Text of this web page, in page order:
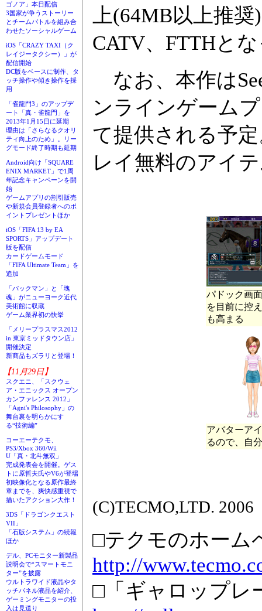
ゴノア」本日配信
3国家が争うストーリー
とチームバトルを組み合
わせたソーシャルゲーム
iOS「CRAZY TAXI（ク
レイジータクシー）」が
配信開始
DC版をベースに制作、タ
ッチ操作や傾き操作を採
用
「雀龍門3」のアップデ
ート「真・雀龍門」を
2013年1月15日に延期
理由は「さらなるクオリ
ティ向上のため」。リー
グモード終了時期も延期
Android向け「SQUARE
ENIX MARKET」で1周
年記念キャンペーンを開
始
ゲームアプリの割引販売
や新規会員登録者へのポ
イントプレゼントほか
iOS「FIFA 13 by EA
SPORTS」アップデート
版を配信
カードゲームモード
「FIFA Ultimate Team」を
追加
「パックマン」と「塊
魂」がニューヨーク近代
美術館に収蔵
ゲーム業界初の快挙
「メリープラスマス2012
in 東京ミッドタウン店」
開催決定
新商品もズラリと登場！
【11月29日】
スクエニ、「スクウェ
ア・エニックス オープン
カンファレンス 2012」
「Agni's Philosophy」の
舞台裏を明らかにす
る“技術編”
コーエーテクモ、
PS3/Xbox 360/Wii
U「真・北斗無双」
完成発表会を開催。ゲス
トに原哲夫氏やV6が登場
初映像化となる原作最終
章までを、爽快感重視で
描いたアクション大作！
3DS「ドラゴンクエスト
VII」
「石版システム」の続報
ほか
デル、PCモニター新製品
説明会で“スマートモニ
ター”を披露
ウルトラワイド液晶やタ
ッチパネル液晶を紹介、
ゲーミングモニターの投
入は見送り
上(64MB以上推
CATV、FTTHと
なお、本作は
ンラインゲーム
て提供される予
レイ無料のアイ
パドック画
を目前に控
も高まる
アバターア
るので、自
(C)TECMO,LTD. 2006
□テクモのホーム
http://
□「ギャロップレ